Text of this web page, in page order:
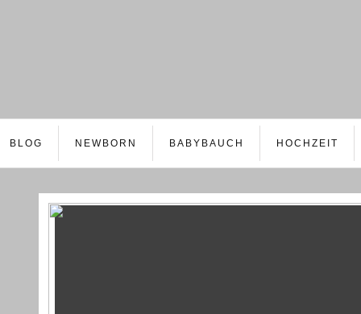
BLOG NEWBORN BABYBAUCH HOCHZEIT